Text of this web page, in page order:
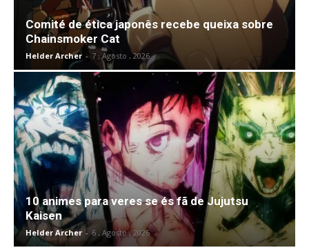
Comité de ética japonês recebe queixa sobre
Chainsmoker Cat
Helder Archer - 7 , Agosto , 2026
10 animes para veres se és fã de Jujutsu
Kaisen
Helder Archer - 6 , Agosto , 2026